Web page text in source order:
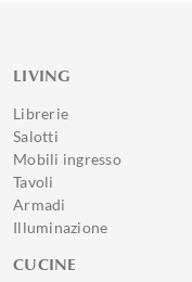
LIVING
Librerie
Salotti
Mobili ingresso
Tavoli
Armadi
Illuminazione
CUCINE